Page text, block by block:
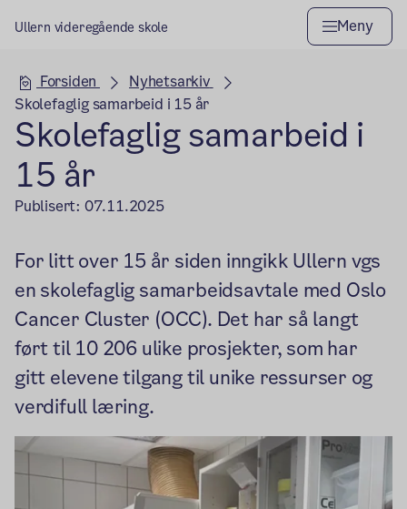
Ullern videregående skole Meny
Hovedseksjon
Forsiden
Nyhetsarkiv
Skolefaglig samarbeid i 15 år
Skolefaglig samarbeid i
15 år
Publisert: 07.11.2025
For litt over 15 år siden inngikk Ullern vgs
en skolefaglig samarbeidsavtale med Oslo
Cancer Cluster (OCC). Det har så langt
ført til 10 206 ulike prosjekter, som har
gitt elevene tilgang til unike ressurser og
verdifull læring.